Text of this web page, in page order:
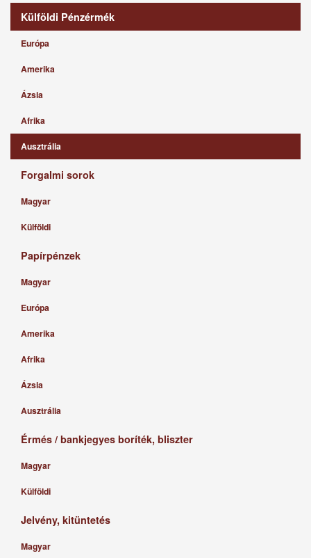
Külföldi Pénzérmék
Európa
Amerika
Ázsia
Afrika
Ausztrália
Forgalmi sorok
Magyar
Külföldi
Papírpénzek
Magyar
Európa
Amerika
Afrika
Ázsia
Ausztrália
Érmés / bankjegyes boríték, bliszter
Magyar
Külföldi
Jelvény, kitüntetés
Magyar